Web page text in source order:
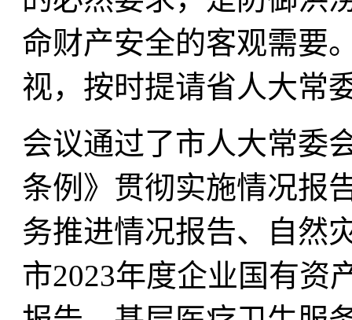
命财产安全的客观需要
视，按时提请省人大常
会议通过了市人大常委
条例》贯彻实施情况报
务推进情况报告、自然
市2023年度企业国有资